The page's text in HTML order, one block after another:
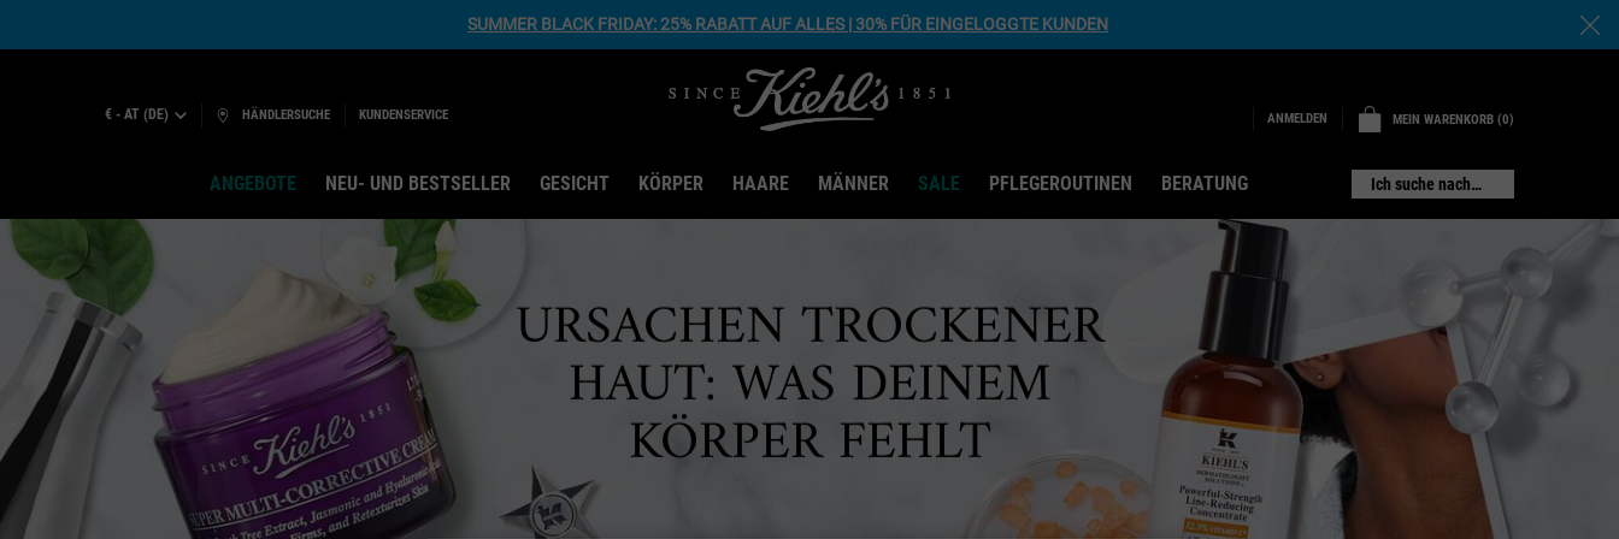
SUMMER BLACK FRIDAY: 25% RABATT AUF ALLES | 30% FÜR EINGELOGGTE KUNDEN
€ - AT (DE) HÄNDLERSUCHE KUNDENSERVICE ANMELDEN MEIN WARENKORB 0
0 PRODUKT
ANGEBOTE NEU- UND BESTSELLER GESICHT KÖRPER HAARE MÄNNER SALE PFLEGEROUTINEN BERATUNG Ich suche nach…
URSACHEN TROCKENER
HAUT: WAS DEINEM
KÖRPER FEHLT